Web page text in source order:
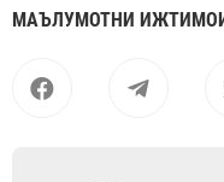
МАЪЛУМОТНИ